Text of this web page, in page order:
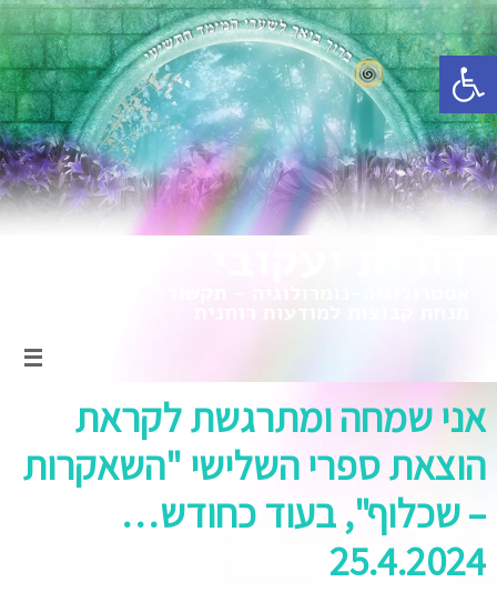
פתח סרגל נגישות
אני שמחה ומתרגשת לקראת
הוצאת ספרי השלישי "השאקרות
– שכלוף", בעוד כחודש…
25.4.2024